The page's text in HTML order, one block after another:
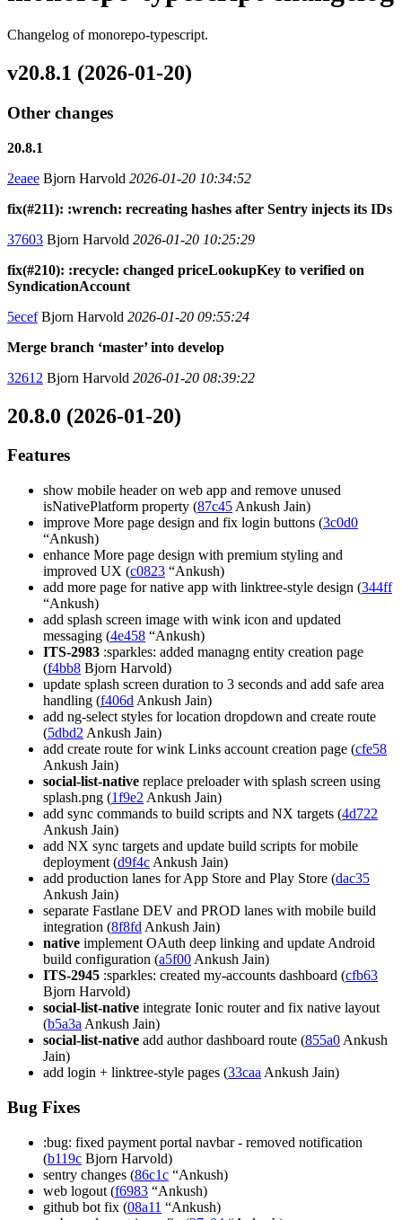
Changelog of monorepo-typescript.
v20.8.1 (2026-01-20)
Other changes
20.8.1
2eaee Bjorn Harvold 2026-01-20 10:34:52
fix(#211): :wrench: recreating hashes after Sentry injects its IDs
37603 Bjorn Harvold 2026-01-20 10:25:29
fix(#210): :recycle: changed priceLookupKey to verified on
SyndicationAccount
5ecefBjorn Harvold 2026-01-20 09:55:24
Merge branch ‘master’ into develop
32612 Bjorn Harvold 2026-01-20 08:39:22
20.8.0 (2026-01-20)
Features
show mobile header on web app and remove unused
isNativePlatform property (87c45 Ankush Jain)
improve More page design and fix login buttons (3c0d0
“Ankush)
enhance More page design with premium styling and
improved UX (c0823 “Ankush)
add more page for native app with linktree-style design (344ff
“Ankush)
add splash screen image with wink icon and updated
messaging (4e458 “Ankush)
ITS-2983 :sparkles: added managng entity creation page
(f4bb8 Bjorn Harvold)
update splash screen duration to 3 seconds and add safe area
handling (f406d Ankush Jain)
add ng-select styles for location dropdown and create route
(5dbd2 Ankush Jain)
add create route for wink Links account creation page (cfe58
Ankush Jain)
social-list-native replace preloader with splash screen using
splash.png (1f9e2 Ankush Jain)
add sync commands to build scripts and NX targets (4d722
Ankush Jain)
add NX sync targets and update build scripts for mobile
deployment (d9f4c Ankush Jain)
add production lanes for App Store and Play Store (dac35
Ankush Jain)
separate Fastlane DEV and PROD lanes with mobile build
integration (8f8fd Ankush Jain)
native implement OAuth deep linking and update Android
build configuration (a5f00 Ankush Jain)
ITS-2945 :sparkles: created my-accounts dashboard (cfb63
Bjorn Harvold)
social-list-native integrate Ionic router and fix native layout
(b5a3a Ankush Jain)
social-list-native add author dashboard route (855a0 Ankush
Jain)
add login + linktree-style pages (33caa Ankush Jain)
Bug Fixes
:bug: fixed payment portal navbar - removed notification
(b119c Bjorn Harvold)
sentry changes (86c1c “Ankush)
web logout (f6983 “Ankush)
github bot fix (08a11 “Ankush)